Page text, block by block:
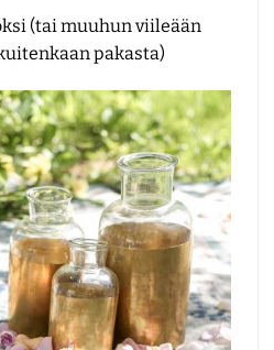
(tai muuhun viileään
pakasta)